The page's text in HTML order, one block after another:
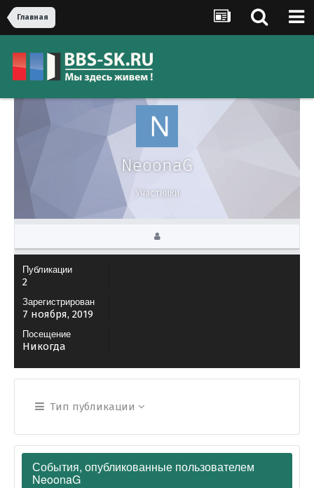
Главная
NeoonaG
Участники
Публикации
2
Зарегистрирован
7 ноября, 2019
Посещение
Никогда
Тип публикации
События, опубликованные пользователем
NeoonaG